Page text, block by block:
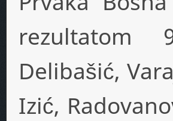
rezultatom
Delibašić,
Izić,